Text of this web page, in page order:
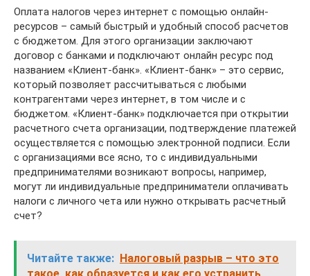
Оплата налогов через интернет с помощью онлайн-
ресурсов – самый быстрый и удобный способ расчетов
с бюджетом. Для этого организации заключают
договор с банками и подключают онлайн ресурс под
названием «Клиент-банк». «Клиент-банк» – это сервис,
который позволяет рассчитываться с любыми
контрагентами через интернет, в том числе и с
бюджетом. «Клиент-банк» подключается при открытии
расчетного счета организации, подтверждение платежей
осуществляется с помощью электронной подписи. Если
с организациями все ясно, то с индивидуальными
предпринимателями возникают вопросы, например,
могут ли индивидуальные предприниматели оплачивать
налоги с личного чета или нужно открывать расчетный
счет?
Читайте также: Налоговый разрыв – что это